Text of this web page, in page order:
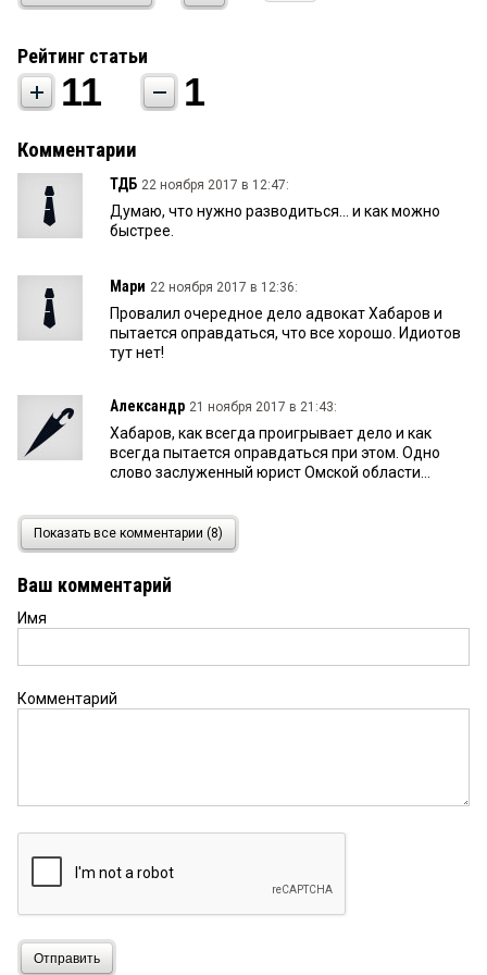
Рейтинг статьи
11 1
Комментарии
ТДБ 22 ноября 2017 в 12:47:
Думаю, что нужно разводиться... и как можно
быстрее.
Мари 22 ноября 2017 в 12:36:
Провалил очередное дело адвокат Хабаров и
пытается оправдаться, что все хорошо. Идиотов
тут нет!
Александр 21 ноября 2017 в 21:43:
Хабаров, как всегда проигрывает дело и как
всегда пытается оправдаться при этом. Одно
слово заслуженный юрист Омской области...
113 21 ноября 2017 в 19:51:
Так немцы сами и слили наличие у Мамонтова
квартиры.Исполнение решения перейдет в
плоскость переписки чиновников.Жуликов в
ART_ME 21 ноября 2017 в 19:38:
Елена и жулик, а что это у вас за словечко —
нефортовый? Есть по фене — фАртовый
Елена 21 ноября 2017 в 18:54:
Возможно, в качестве обеспечительной меры
РФ на эту же сумму. В любом случае, надежды на
бессилие прокуратуры вряд ли оправдаются.
Елена
Да нет, был бы Хабаров нефортовый, то
Показать все комментарии (8)
Ваш комментарий
Имя
Комментарий
Отправить